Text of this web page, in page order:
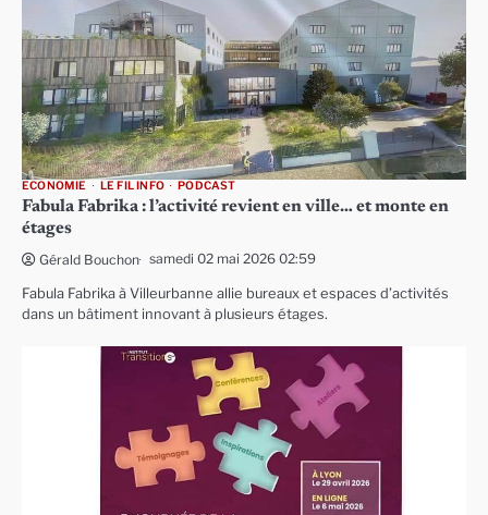
ECONOMIE LE FIL INFO PODCAST
Fabula Fabrika : l’activité revient en ville… et monte en
étages
Gérald Bouchon samedi 02 mai 2026 02:59
Fabula Fabrika à Villeurbanne allie bureaux et espaces d’activités
dans un bâtiment innovant à plusieurs étages.